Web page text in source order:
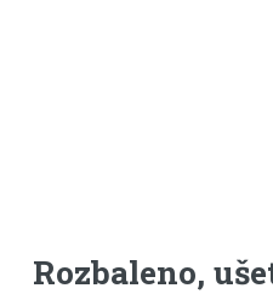
Rozbaleno,